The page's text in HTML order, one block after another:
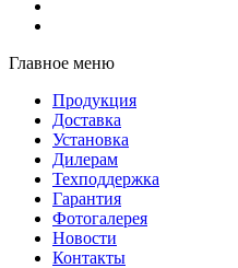
Главное меню
Продукция
Доставка
Установка
Дилерам
Техподдержка
Гарантия
Фотогалерея
Новости
Контакты